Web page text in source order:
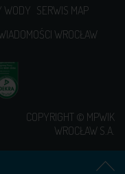
WODY SERWIS MAP
WROCŁAW
COPYRIGHT © MPWIK
WROCŁAW S.A.